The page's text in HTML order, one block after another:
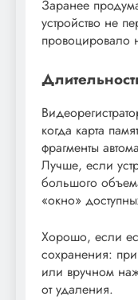
Заранее
устройство не
провоцировало
когда карта
фрагменты
Лучше, если
большого
«окно»
Хорошо, если
сохранения:
или вручном
от удаления.